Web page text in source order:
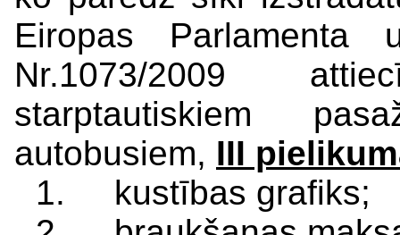
Eiropas Parlamenta
Nr.1073/2009
starptautiskiem
autobusiem, III
1. kustības grafiks;